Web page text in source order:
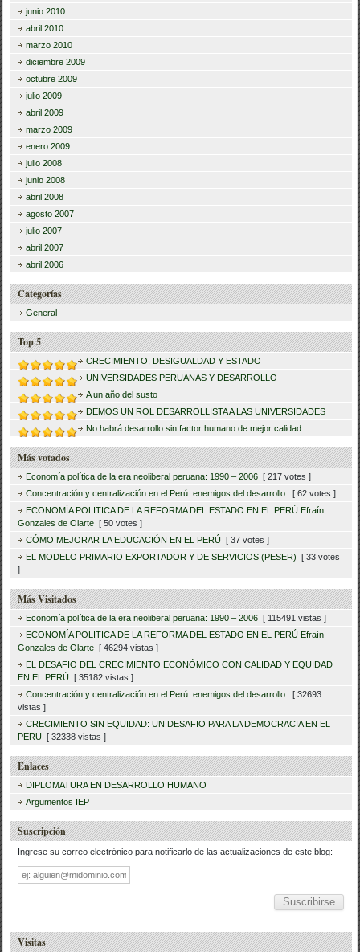
junio 2010
abril 2010
marzo 2010
diciembre 2009
octubre 2009
julio 2009
abril 2009
marzo 2009
enero 2009
julio 2008
junio 2008
abril 2008
agosto 2007
julio 2007
abril 2007
abril 2006
Categorías
General
Top 5
CRECIMIENTO, DESIGUALDAD Y ESTADO
UNIVERSIDADES PERUANAS Y DESARROLLO
A un año del susto
DEMOS UN ROL DESARROLLISTA A LAS UNIVERSIDADES
No habrá desarrollo sin factor humano de mejor calidad
Más votados
Economía política de la era neoliberal peruana: 1990 – 2006 [ 217 votes ]
Concentración y centralización en el Perú: enemigos del desarrollo.
[ 62 votes ]
ECONOMÍA POLITICA DE LA REFORMA DEL ESTADO EN EL PERÚ Efraín
Gonzales de Olarte [ 50 votes ]
CÓMO MEJORAR LA EDUCACIÓN EN EL PERÚ [ 37 votes ]
EL MODELO PRIMARIO EXPORTADOR Y DE SERVICIOS (PESER) [ 33 votes
]
Más Visitados
Economía política de la era neoliberal peruana: 1990 – 2006 [ 115491 vistas ]
ECONOMÍA POLITICA DE LA REFORMA DEL ESTADO EN EL PERÚ Efraín
Gonzales de Olarte [ 46294 vistas ]
EL DESAFIO DEL CRECIMIENTO ECONÓMICO CON CALIDAD Y EQUIDAD
EN EL PERÚ [ 35182 vistas ]
Concentración y centralización en el Perú: enemigos del desarrollo.
[ 32693
vistas ]
CRECIMIENTO SIN EQUIDAD: UN DESAFIO PARA LA DEMOCRACIA EN EL
PERU [ 32338 vistas ]
Enlaces
DIPLOMATURA EN DESARROLLO HUMANO
Argumentos IEP
Suscripción
Ingrese su correo electrónico para notificarlo de las actualizaciones de este blog:
Dirección
de
correo
Visitas